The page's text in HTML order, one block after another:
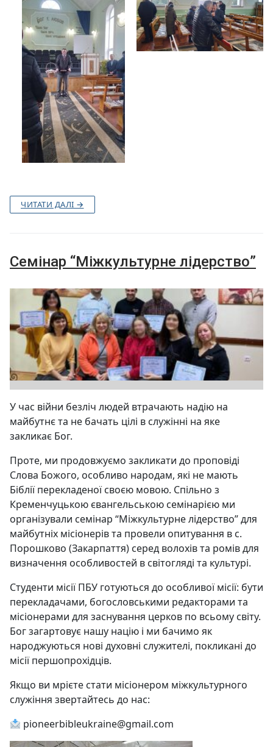
ЧИТАТИ ДАЛІ →
Семінар “Міжкультурне лідерство”
У час війни безліч людей втрачають надію на
майбутнє та не бачать цілі в служінні на яке
закликає Бог.
Проте, ми продовжуємо закликати до проповіді
Слова Божого, особливо народам, які не мають
Біблії перекладеної своєю мовою. Спільно з
Кременчуцькою євангельською семінарією ми
організували семінар “Міжкультурне лідерство” для
майбутніх місіонерів та провели опитування в с.
Порошково (Закарпаття) серед волохів та ромів для
визначення особливостей в світогляді та культурі.
Студенти місії ПБУ готуються до особливої місії: бути
перекладачами, богословськими редакторами та
місіонерами для заснування церков по всьому світу.
Бог загартовує нашу націю і ми бачимо як
народжуються нові духовні служителі, покликані до
місії першопрохідців.
Якщо ви мрієте стати місіонером міжкультурного
служіння звертайтесь до нас:
pioneerbibleukraine@gmail.com